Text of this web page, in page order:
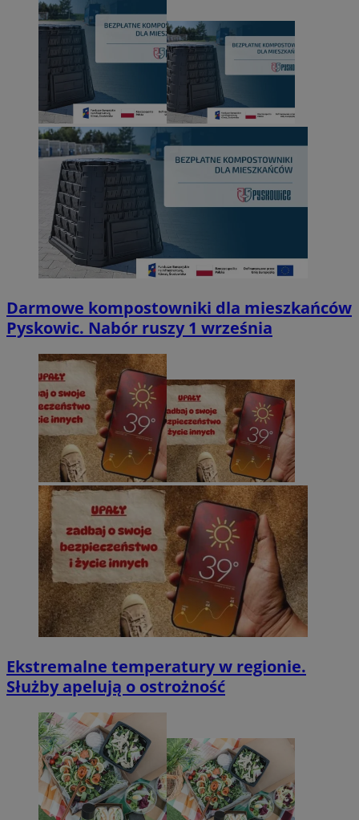
Darmowe kompostowniki dla mieszkańców
Pyskowic. Nabór ruszy 1 września
Ekstremalne temperatury w regionie.
Służby apelują o ostrożność